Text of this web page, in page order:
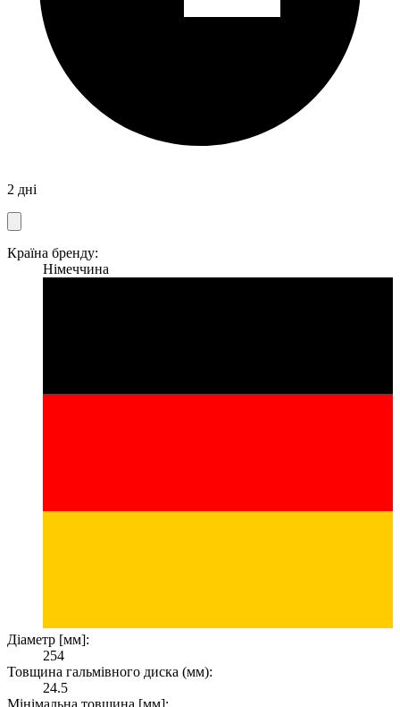
2 дні
Країна бренду:
Німеччина
Діаметр [мм]:
254
Товщина гальмівного диска (мм):
24.5